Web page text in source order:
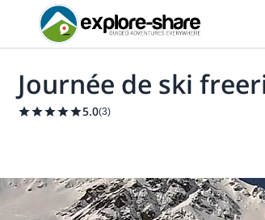
Journée de ski
5.0(3)